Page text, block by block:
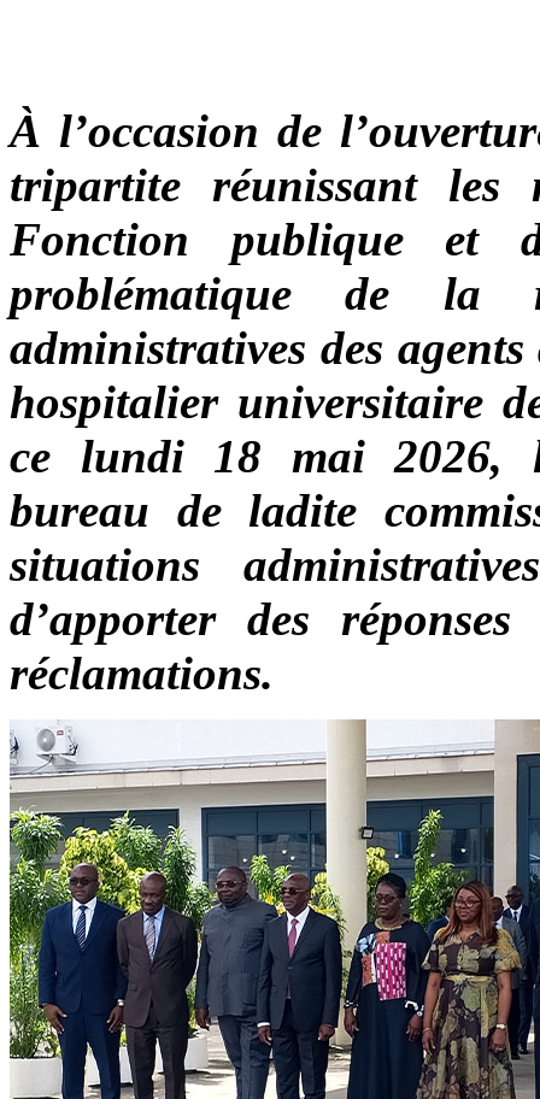
À l’occasion de
tripartite réunissant
Fonction publique et
problématique de la
administratives des
hospitalier universitaire
ce lundi 18 mai 2026,
bureau de ladite
situations
d’apporter des
réclamations.